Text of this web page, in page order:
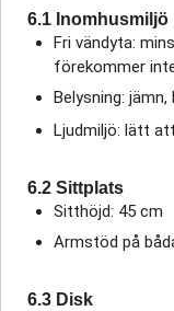
6.1 Inomhusmiljö
Fri vändyta:
förekommer
Belysning: jämn,
Ljudmiljö: lätt
6.2 Sittplats
Sitthöjd: 45 cm
Armstöd på
6.3 Disk